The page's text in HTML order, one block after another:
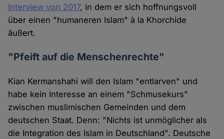
Interview von 2017, in dem er sich hoffnungsvoll
über einen "humaneren Islam" à la Khorchide
äußert.
"Pfeift auf die Menschenrechte"
Kian Kermanshahi will den Islam "entlarven" und
habe kein Interesse an einem "Schmusekurs"
zwischen muslimischen Gemeinden und dem
deutschen Staat. Denn: "Nichts ist unmöglicher als
die Integration des Islam in Deutschland". Deutsche